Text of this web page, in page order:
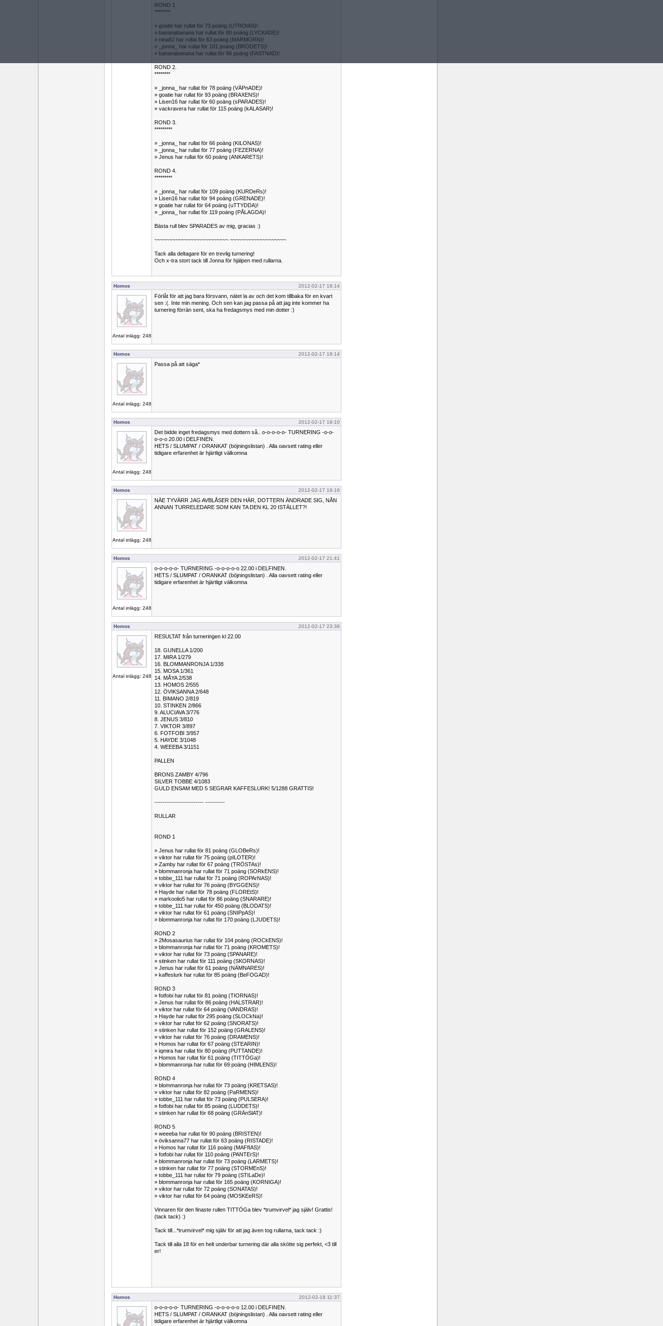
ROND 1.
********
» goatie har rullat för 73 poäng (UTROtAS)!
» bananabanana har rullat för 80 poäng (LYCKADE)!
» nina82 har rullat för 63 poäng (MARMORN)!
» _jonna_ har rullat för 101 poäng (BRÖDETS)!
» bananabanana har rullat för 66 poäng (FASTNAD)!
ROND 2.
********
» _jonna_ har rullat för 78 poäng (VÄPnADE)!
» goatie har rullat för 93 poäng (BRAXENS)!
» Lisen16 har rullat för 60 poäng (sPARADES)!
» vackravera har rullat för 115 poäng (kALASAR)!
ROND 3.
*********
» _jonna_ har rullat för 66 poäng (KILONAS)!
» _jonna_ har rullat för 77 poäng (FEZERNA)!
» Jenus har rullat för 60 poäng (ANKARETS)!
ROND 4.
*********
» _jonna_ har rullat för 109 poäng (KURDeRs)!
» Lisen16 har rullat för 94 poäng (GRENADE)!
» goatie har rullat för 64 poäng (uTTYDDA)!
» _jonna_ har rullat för 119 poäng (PÅLAGDA)!
Bästa rull blev SPARADES av mig, gracias :)
~~~~~~~~~~~~~~~~~~~~~~~~~ ~~~~~~~~~~~~~~~~~~~
Tack alla deltagare för en trevlig turnering!
Och x-tra stort tack till Jonna för hjälpen med rullarna.
Homos 2012-02-17 18:14
Antal inlägg: 248
Förlåt för att jag bara försvann, nätet la av och det kom tillbaka för en kvart
sen :(. Inte min mening. Och sen kan jag passa på att jag inte kommer ha
turnering förrän sent, ska ha fredagsmys med min dotter :)
Homos 2012-02-17 18:14
Antal inlägg: 248
Passa på att säga*
Homos 2012-02-17 19:10
Antal inlägg: 248
Det bidde inget fredagsmys med dottern så.. o-o-o-o-o- TURNERING -o-o-
o-o-o 20.00 i DELFINEN.
HETS / SLUMPAT / ORANKAT (böjningslistan) . Alla oavsett rating eller
tidigare erfarenhet är hjärtligt välkomna
Homos 2012-02-17 19:16
Antal inlägg: 248
NÄE TYVÄRR JAG AVBLÅSER DEN HÄR, DOTTERN ÄNDRADE SIG, NÅN
ANNAN TURRELEDARE SOM KAN TA DEN KL 20 ISTÄLLET?!
Homos 2012-02-17 21:41
Antal inlägg: 248
o-o-o-o-o- TURNERING -o-o-o-o-o 22.00 i DELFINEN.
HETS / SLUMPAT / ORANKAT (böjningslistan) . Alla oavsett rating eller
tidigare erfarenhet är hjärtligt välkomna
Homos 2012-02-17 23:38
Antal inlägg: 248
RESULTAT från turneringen kl 22.00
18. GUNELLA 1/200
17. MIRA 1/279
16. BLOMMANRONJA 1/338
15. MOSA 1/361
14. MÅYA 2/538
13. HOMOS 2/555
12. ÖVIKSANNA 2/648
11. BIMANO 2/819
10. STINKEN 2/866
9. ALUCIAVA 3/776
8. JENUS 3/810
7. VIKTOR 3/897
6. FOTFOBI 3/957
5. HAYDE 3/1048
4. WEEEBA 3/1151
PALLEN
BRONS ZAMBY 4/796
SILVER TOBBE 4/1083
GULD ENSAM MED 5 SEGRAR KAFFESLURK! 5/1288 GRATTIS!
------------------------- ----------
RULLAR
ROND 1
» Jenus har rullat för 81 poäng (GLOBeRs)!
» viktor har rullat för 75 poäng (pILOTER)!
» Zamby har rullat för 67 poäng (TRÖSTAs)!
» blommanronja har rullat för 71 poäng (SORkENS)!
» tobbe_111 har rullat för 71 poäng (ROPArNAS)!
» viktor har rullat för 76 poäng (BYGGENS)!
» Hayde har rullat för 78 poäng (FLOREtS)!
» markoolio5 har rullat för 86 poäng (SNARARE)!
» tobbe_111 har rullat för 450 poäng (BLODATS)!
» viktor har rullat för 61 poäng (SNIPpAS)!
» blommanronja har rullat för 170 poäng (LJUDETS)!
ROND 2
» 2Mosasaurius har rullat för 104 poäng (ROCkENS)!
» blommanronja har rullat för 71 poäng (KROMETS)!
» viktor har rullat för 73 poäng (SPANARE)!
» stinken har rullat för 111 poäng (SKORNAS)!
» Jenus har rullat för 61 poäng (NÄMNARES)!
» kaffeslurk har rullat för 85 poäng (BeFOGAD)!
ROND 3
» fotfobi har rullat för 81 poäng (TIORNAS)!
» Jenus har rullat för 86 poäng (HALSTRAR)!
» viktor har rullat för 64 poäng (VANDRAS)!
» Hayde har rullat för 295 poäng (SLOCkNa)!
» viktor har rullat för 62 poäng (SNORATS)!
» stinken har rullat för 152 poäng (GRALENS)!
» viktor har rullat för 76 poäng (DRAMENS)!
» Homos har rullat för 67 poäng (STEARIN)!
» iqmira har rullat för 80 poäng (PUTTANDE)!
» Homos har rullat för 61 poäng (TITTÖGa)!
» blommanronja har rullat för 69 poäng (HIMLENS)!
ROND 4
» blommanronja har rullat för 73 poäng (KRETSAS)!
» viktor har rullat för 82 poäng (PaRMENS)!
» tobbe_111 har rullat för 73 poäng (PULSERA)!
» fotfobi har rullat för 85 poäng (LUDDETS)!
» stinken har rullat för 68 poäng (GRÄnSlAT)!
ROND 5
» weeeba har rullat för 90 poäng (BRISTEN)!
» öviksanna77 har rullat för 63 poäng (RISTADE)!
» Homos har rullat för 116 poäng (MAFfIAS)!
» fotfobi har rullat för 110 poäng (PANTErS)!
» blommanronja har rullat för 73 poäng (LARMETS)!
» stinken har rullat för 77 poäng (STORMEnS)!
» tobbe_111 har rullat för 79 poäng (STILaDe)!
» blommanronja har rullat för 165 poäng (KORNIGA)!
» viktor har rullat för 72 poäng (SONATAS)!
» viktor har rullat för 64 poäng (MOSKEeRS)!
Vinnaren för den finaste rullen TITTÖGa blev *trumvirvel* jag själv! Grattis!
(tack tack) :)
Tack till...*trumvirvel* mig själv för att jag även tog rullarna, tack tack :)
Tack till alla 18 för en helt underbar turnering där alla skötte sig perfekt, <3 till
er!
Homos 2012-02-18 11:37
o-o-o-o-o- TURNERING -o-o-o-o-o 12.00 i DELFINEN.
HETS / SLUMPAT / ORANKAT (böjningslistan) . Alla oavsett rating eller
tidigare erfarenhet är hjärtligt välkomna